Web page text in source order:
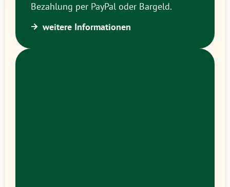
Bezahlung per PayPal oder Bargeld.
weitere Informationen